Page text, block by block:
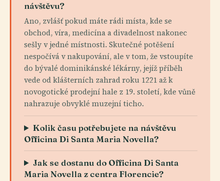
návštěvu?
Ano, zvlášť pokud máte rádi místa, kde se
obchod, víra, medicína a divadelnost nakonec
sešly v jedné místnosti. Skutečné potěšení
nespočívá v nakupování, ale v tom, že vstoupíte
do bývalé dominikánské lékárny, jejíž příběh
vede od klášterních zahrad roku 1221 až k
novogotické prodejní hale z 19. století, kde vůně
nahrazuje obvyklé muzejní ticho.
Kolik času potřebujete na návštěvu
Officina Di Santa Maria Novella?
Jak se dostanu do Officina Di Santa
Maria Novella z centra Florencie?